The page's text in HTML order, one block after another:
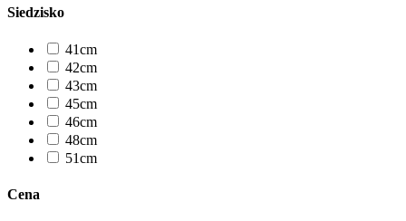
Siedzisko
41cm
42cm
43cm
45cm
46cm
48cm
51cm
Cena